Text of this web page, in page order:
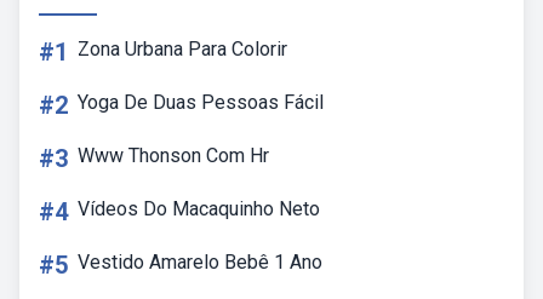
#1 Zona Urbana Para Colorir
#2 Yoga De Duas Pessoas Fácil
#3 Www Thonson Com Hr
#4 Vídeos Do Macaquinho Neto
#5 Vestido Amarelo Bebê 1 Ano